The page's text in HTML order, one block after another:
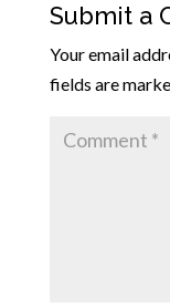
Submit a
Your email
fields are